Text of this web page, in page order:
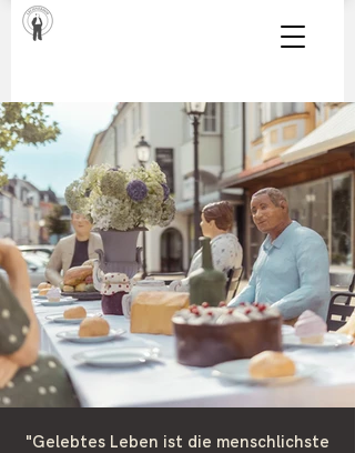
"Gelebtes Leben ist die menschlichste